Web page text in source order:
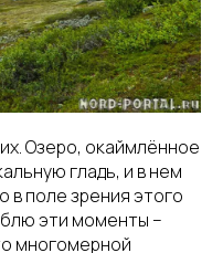
Озеро, окаймлённое
гладь, и в нем
в поле зрения этого
эти моменты –
многомерной